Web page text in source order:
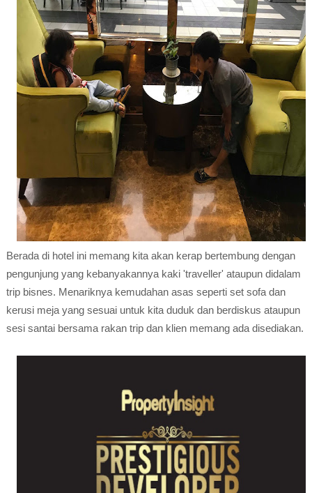
Berada di hotel ini memang kita akan kerap bertembung dengan
pengunjung yang kebanyakannya kaki 'traveller' ataupun didalam
trip bisnes. Menariknya kemudahan asas seperti set sofa dan
kerusi meja yang sesuai untuk kita duduk dan berdiskus ataupun
sesi santai bersama rakan trip dan klien memang ada disediakan.